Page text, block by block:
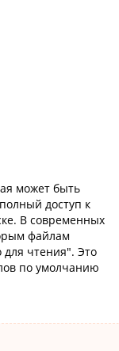
может быть
доступ к
В современных
файлам
чтения". Это
по умолчанию